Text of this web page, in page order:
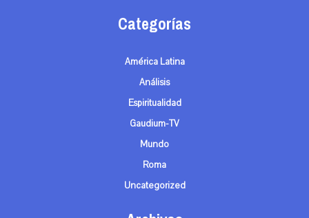
Categorías
América Latina
Análisis
Espiritualidad
Gaudium-TV
Mundo
Roma
Uncategorized